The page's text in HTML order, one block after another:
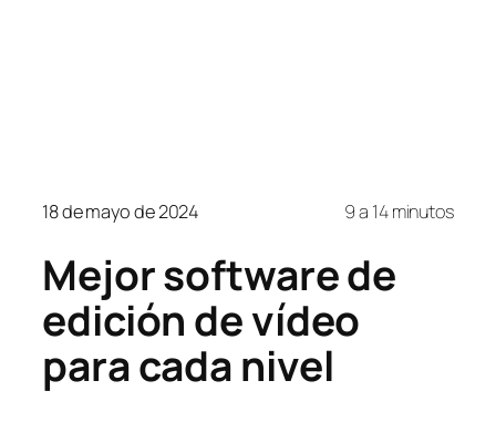
18 de mayo de 2024 9 a 14 minutos
Mejor software de
edición de vídeo
para cada nivel